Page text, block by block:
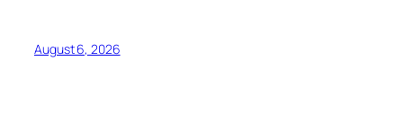
August 6, 2026